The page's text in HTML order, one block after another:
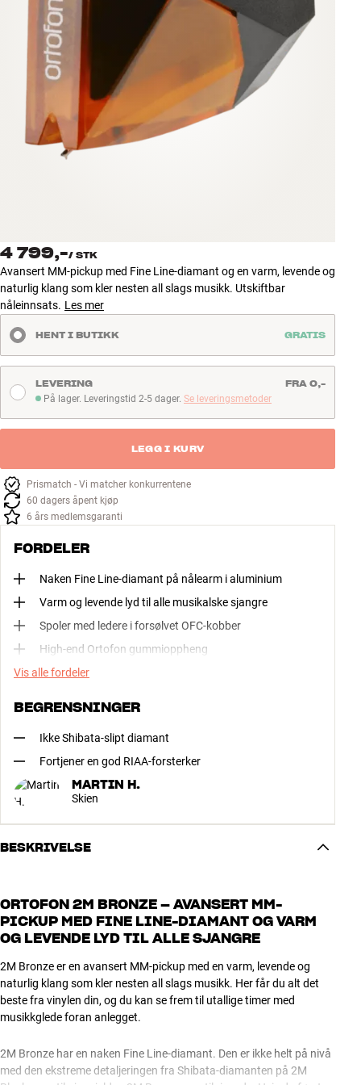
Tilbehør
INSPIRASJON
MERKER
NYHETER
Logg inn
Kundeservice
Bygg med lyd
4 799,-/ STK
Avansert MM-pickup med Fine Line-diamant og en varm, levende og
naturlig klang som kler nesten all slags musikk. Utskiftbar
nåleinnsats. Les mer
HENT I BUTIKK GRATIS
På lager. Leveringstid 2-5 dager
På lager. Leveringstid 2-5 dager. Se leveringsmetoder
LEVERING FRA 0,-
LEGG I KURV
Prismatch - Vi matcher konkurrentene
60 dagers åpent kjøp
6 års medlemsgaranti
FORDELER
Naken Fine Line-diamant på nålearm i aluminium
Varm og levende lyd til alle musikalske sjangre
Spoler med ledere i forsølvet OFC-kobber
High-end Ortofon gummioppheng
Vis alle fordeler
BEGRENSNINGER
Ikke Shibata-slipt diamant
Fortjener en god RIAA-forsterker
MARTIN H.
Skien
BESKRIVELSE
ORTOFON 2M BRONZE – AVANSERT MM-
PICKUP MED FINE LINE-DIAMANT OG VARM
OG LEVENDE LYD TIL ALLE SJANGRE
2M Bronze er en avansert MM-pickup med en varm, levende og
naturlig klang som kler nesten all slags musikk. Her får du alt det
beste fra vinylen din, og du kan se frem til utallige timer med
musikkglede foran anlegget.
2M Bronze har en naken Fine Line-diamant. Den er ikke helt på nivå
med den ekstreme detaljeringen fra Shibata-diamanten på 2M